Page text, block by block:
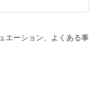
エーション、よくある事